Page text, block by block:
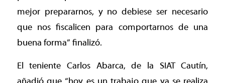
mejor prepararnos, y no debiese ser necesario
que nos fiscalicen para comportarnos de una
buena forma” finalizó.
El teniente Carlos Abarca, de la SIAT Cautín,